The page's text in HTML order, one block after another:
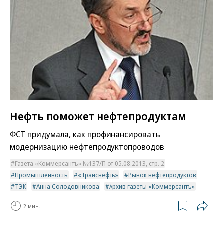
Нефть поможет нефтепродуктам
ФСТ придумала, как профинансировать
модернизацию нефтепродуктопроводов
Газета «Коммерсантъ» №137/П от 05.08.2013, стр. 2
Промышленность
«Транснефть»
Рынок нефтепродуктов
ТЭК
Анна Солодовникова Архив газеты «Коммерсантъ»
2 мин.